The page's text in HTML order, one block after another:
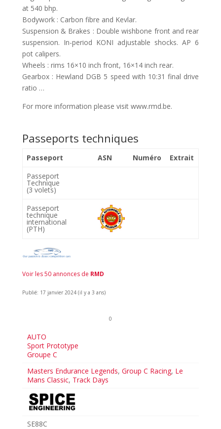
at 540 bhp.
Bodywork : Carbon fibre and Kevlar.
Suspension & Brakes : Double wishbone front and rear
suspension. In-period KONI adjustable shocks. AP 6
pot calipers.
Wheels : rims 16×10 inch front, 16×14 inch rear.
Gearbox : Hewland DGB 5 speed with 10:31 final drive
ratio …
For more information please visit www.rmd.be.
Passeports techniques
Passeport ASN Numéro
Extrait
Passeport
Technique
(3 volets)
Passeport
technique
international
(PTH)
Voir les 50 annonces de RMD
Publié: 17 janvier 2024 (il y a 3 ans)
0
AUTO
Sport Prototype
Groupe C
Masters Endurance Legends,Group C Racing, Le
Mans Classic, Track Days
SE88C